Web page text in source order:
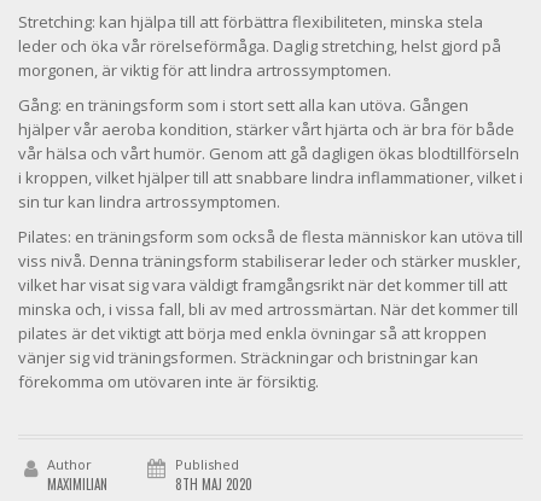
Stretching: kan hjälpa till att förbättra flexibiliteten, minska stela
leder och öka vår rörelseförmåga. Daglig stretching, helst gjord på
morgonen, är viktig för att lindra artrossymptomen.
Gång: en träningsform som i stort sett alla kan utöva. Gången
hjälper vår aeroba kondition, stärker vårt hjärta och är bra för både
vår hälsa och vårt humör. Genom att gå dagligen ökas blodtillförseln
i kroppen, vilket hjälper till att snabbare lindra inflammationer, vilket i
sin tur kan lindra artrossymptomen.
Pilates: en träningsform som också de flesta människor kan utöva till
viss nivå. Denna träningsform stabiliserar leder och stärker muskler,
vilket har visat sig vara väldigt framgångsrikt när det kommer till att
minska och, i vissa fall, bli av med artrossmärtan. När det kommer till
pilates är det viktigt att börja med enkla övningar så att kroppen
vänjer sig vid träningsformen. Sträckningar och bristningar kan
förekomma om utövaren inte är försiktig.
Author
MAXIMILIAN
Published
8TH MAJ 2020